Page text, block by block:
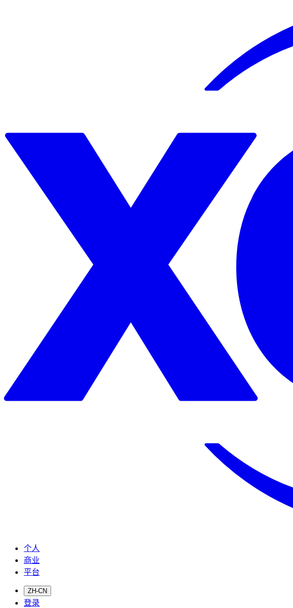
个人
商业
平台
ZH-CN
登录